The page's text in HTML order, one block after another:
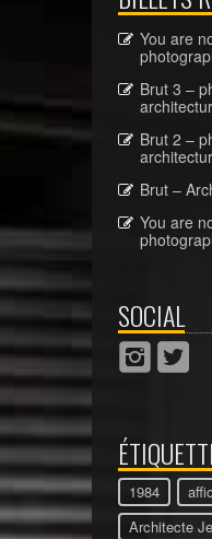
You are
Brut 3 –
Brut 2 –
Brut –
You are
SOCIAL
1984
Architecte